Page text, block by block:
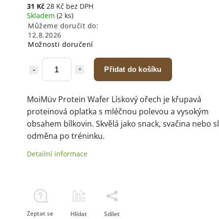
31 Kč 28 Kč bez DPH
Skladem (2 ks)
Můžeme doručit do:
12.8.2026
Možnosti doručení
Přidat do košíku
MoiMüv Protein Wafer Lískový ořech je křupavá
proteinová oplatka s mléčnou polevou a vysokým
obsahem bílkovin. Skvělá jako snack, svačina nebo
odměna po tréninku.
Detailní informace
Zeptat se Hlídat Sdílet